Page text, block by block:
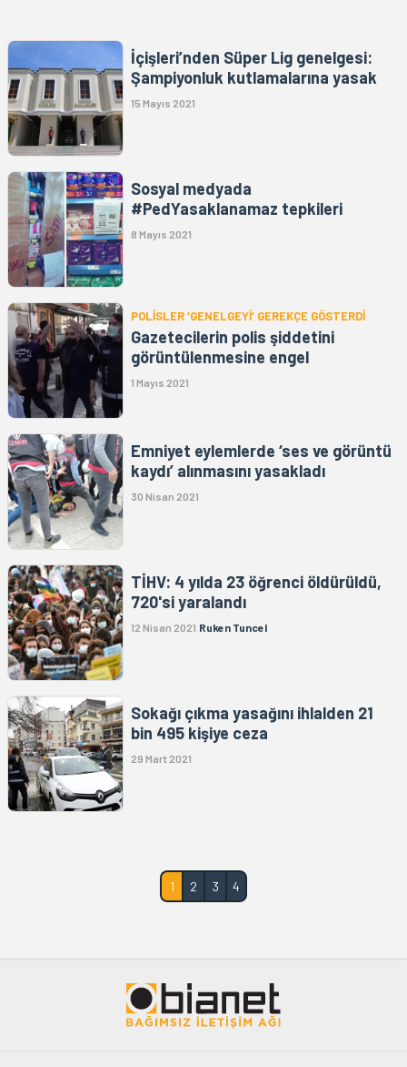
İçişleri’nden Süper Lig genelgesi:
Şampiyonluk kutlamalarına yasak
15 Mayıs 2021
Sosyal medyada
#PedYasaklanamaz tepkileri
8 Mayıs 2021
POLİSLER ‘GENELGEYİ’ GEREKÇE GÖSTERDİ
Gazetecilerin polis şiddetini
görüntülenmesine engel
1 Mayıs 2021
Emniyet eylemlerde ‘ses ve görüntü
kaydı’ alınmasını yasakladı
30 Nisan 2021
TİHV: 4 yılda 23 öğrenci öldürüldü,
720'si yaralandı
12 Nisan 2021 Ruken Tuncel
Sokağı çıkma yasağını ihlalden 21
bin 495 kişiye ceza
29 Mart 2021
1 2 3 4